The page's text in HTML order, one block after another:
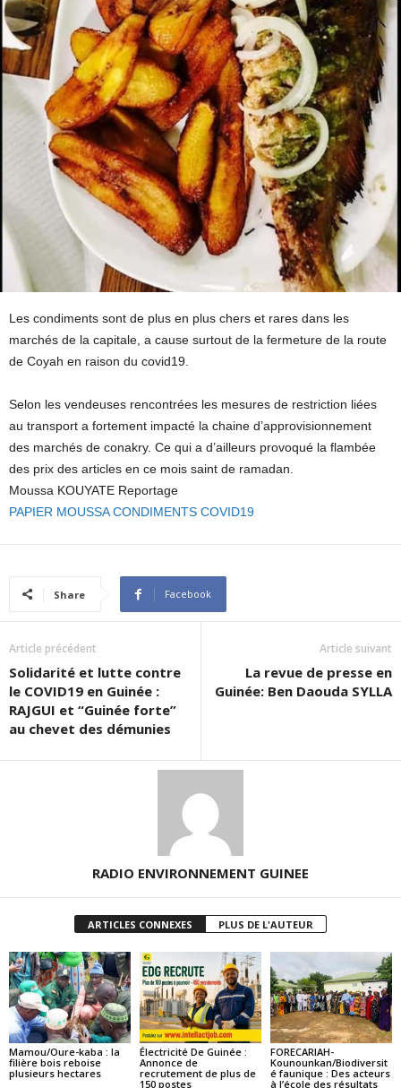
Les condiments sont de plus en plus chers et rares dans les
marchés de la capitale, a cause surtout de la fermeture de la route
de Coyah en raison du covid19.
Selon les vendeuses rencontrées les mesures de restriction liées
au transport a fortement impacté la chaine d’approvisionnement
des marchés de conakry. Ce qui a d’ailleurs provoqué la flambée
des prix des articles en ce mois saint de ramadan.
Moussa KOUYATE Reportage
PAPIER MOUSSA CONDIMENTS COVID19
Share Facebook
Article précédent
Solidarité et lutte contre
le COVID19 en Guinée :
RAJGUI et “Guinée forte”
au chevet des démunies
Article suivant
La revue de presse en
Guinée: Ben Daouda SYLLA
RADIO ENVIRONNEMENT GUINEE
ARTICLES CONNEXES PLUS DE L'AUTEUR
Mamou/Oure-kaba : la
filière bois reboise
plusieurs hectares
Électricité De Guinée :
Annonce de
recrutement de plus de
150 postes
FORECARIAH-
Kounounkan/Biodiversit
é faunique : Des acteurs
à l’école des résultats